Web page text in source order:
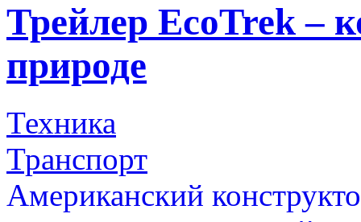
Трейлер EcoTrek –
природе
Техника
Транспорт
Американский